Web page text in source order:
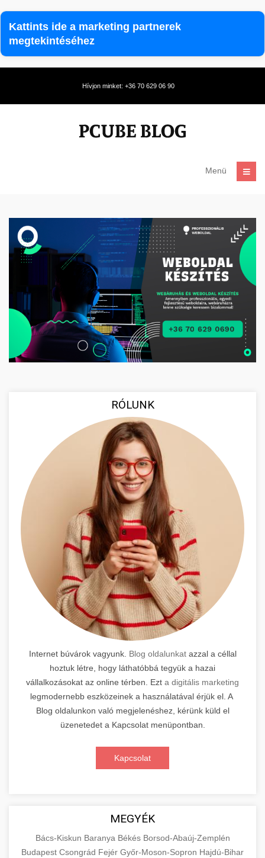
Kattints ide a marketing partnerek
megtekintéséhez
Hívjon minket: +36 70 629 06 90
Menü
RÓLUNK
Internet búvárok vagyunk. Blog oldalunkatazzal a céllal
hoztuk létre, hogy láthatóbbá tegyük a hazai
vállalkozásokat az online térben. Ezt a digitális marketing
legmodernebb eszközeinek a használatával érjük el. A
Blog oldalunkon való megjelenéshez, kérünk küld el
üzenetedet a Kapcsolat menüpontban.
Kapcsolat
MEGYÉK
Bács-Kiskun Baranya Békés Borsod-Abaúj-Zemplén
Budapest Csongrád Fejér Győr-Moson-Sopron Hajdú-Bihar